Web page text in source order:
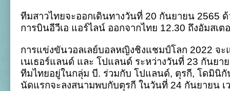
ทีมสาวไทยจะออกเดินทางวันที่ 20 กันยายน 2565
การบินอีวีเอ แอร์ไลน์ ออกจากไทย 12.30 ถึงอัมสเต
การแข่งขันวอลเลย์บอลหญิงชิงแชมป์โลก 2022 จะ
เนเธอร์แลนด์ และ โปแลนด์ ระหว่างวันที่ 23 กันยา
ทีมไทยอยู่ในกลุ่ม บี. ร่วมกับ โปแลนด์, ตุรกี, โดมินิกั
นัดแรกจะลงสนามพบกับตุรกี ในวันที่ 24 กันยายน เ